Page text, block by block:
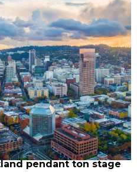
pendant ton stage